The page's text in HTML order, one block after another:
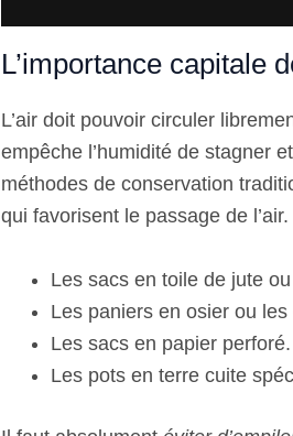
L’importance capitale
L’air doit pouvoir circuler
empêche l’humidité de stagner
méthodes de conservation
qui favorisent le passage de
Les sacs en toile de jute
Les paniers en osier ou
Les sacs en papier perforé.
Les pots en terre cuite